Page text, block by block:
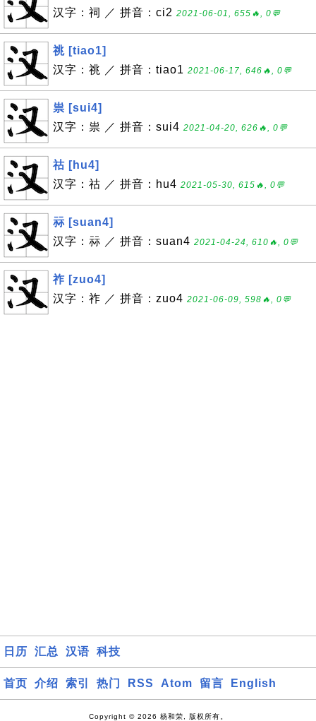
汉字：祠 ／ 拼音：ci2 2021-06-01, 655🔥, 0💬
祧 [tiao1]
汉字：祧 ／ 拼音：tiao1 2021-06-17, 646🔥, 0💬
祟 [sui4]
汉字：祟 ／ 拼音：sui4 2021-04-20, 626🔥, 0💬
祜 [hu4]
汉字：祜 ／ 拼音：hu4 2021-05-30, 615🔥, 0💬
祘 [suan4]
汉字：祘 ／ 拼音：suan4 2021-04-24, 610🔥, 0💬
祚 [zuo4]
汉字：祚 ／ 拼音：zuo4 2021-06-09, 598🔥, 0💬
日历 汇总 汉语 科技
首页 介绍 索引 热门 RSS Atom 留言 English
Copyright © 2026 杨和荣, 版权所有。